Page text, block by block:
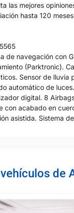
las mejores
hasta 120
de navegación con
(Parktronic).
Sensor de
automático de
digital. 8
con acabado en
asistida. Sistema
de